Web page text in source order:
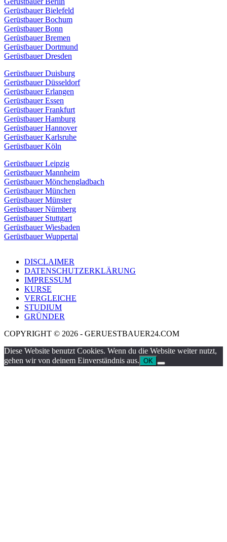
Gerüstbauer Bielefeld
Gerüstbauer Bochum
Gerüstbauer Bonn
Gerüstbauer Bremen
Gerüstbauer Dortmund
Gerüstbauer Dresden
Gerüstbauer Duisburg
Gerüstbauer Düsseldorf
Gerüstbauer Erlangen
Gerüstbauer Essen
Gerüstbauer Frankfurt
Gerüstbauer Hamburg
Gerüstbauer Hannover
Gerüstbauer Karlsruhe
Gerüstbauer Köln
Gerüstbauer Leipzig
Gerüstbauer Mannheim
Gerüstbauer Mönchengladbach
Gerüstbauer München
Gerüstbauer Münster
Gerüstbauer Nürnberg
Gerüstbauer Stuttgart
Gerüstbauer Wiesbaden
Gerüstbauer Wuppertal
DISCLAIMER
DATENSCHUTZERKLÄRUNG
IMPRESSUM
KURSE
VERGLEICHE
STUDIUM
GRÜNDER
COPYRIGHT © 2026 - GERUESTBAUER24.COM
Diese Website benutzt Cookies. Wenn du die Website weiter nutzt,
gehen wir von deinem Einverständnis aus. OK